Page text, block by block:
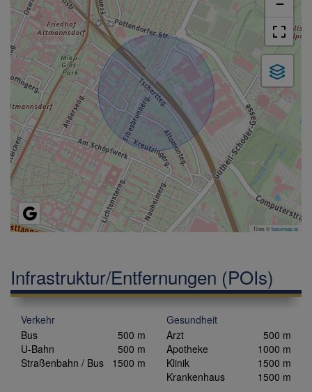
−
Tiles ©basemap.at
Infrastruktur/Entfernungen (POIs)
Verkehr
Bus
500 m
U-Bahn
500 m
Straßenbahn / Bus
1500 m
Gesundheit
Arzt
500 m
Apotheke
1000 m
Klinik
1500 m
Krankenhaus
1500 m